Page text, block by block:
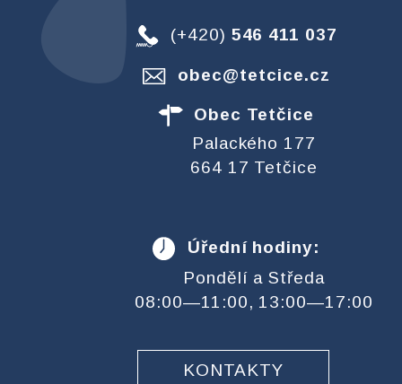
(+420) 546 411 037
obec@tetcice.cz
Obec Tetčice
Palackého 177
664 17 Tetčice
Úřední hodiny:
Pondělí a Středa
08:00—11:00, 13:00—17:00
KONTAKTY